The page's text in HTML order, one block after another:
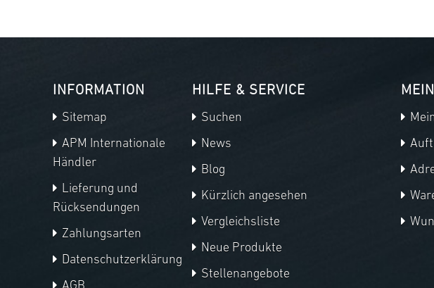
INFORMATION
Sitemap
APM Internationale
Händler
Lieferung und
Rücksendungen
Zahlungsarten
Datenschutzerklärung
HILFE & SERVICE
Suchen
News
Blog
Kürzlich angesehen
Vergleichsliste
Neue Produkte
Stellenangebote